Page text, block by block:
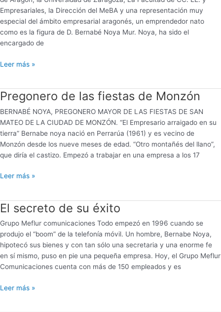
Empresariales, la Dirección del MeBA y una representación muy
especial del ámbito empresarial aragonés, un emprendedor nato
como es la figura de D. Bernabé Noya Mur. Noya, ha sido el
encargado de
Administración
Electrónica
Empresas
Leer más »
Pregonero de las fiestas de Monzón
BERNABÉ NOYA, PREGONERO MAYOR DE LAS FIESTAS DE SAN
MATEO DE LA CIUDAD DE MONZÓN. “El Empresario arraigado en su
tierra” Bernabe noya nació en Perrarúa (1961) y es vecino de
Monzón desde los nueve meses de edad. “Otro montañés del llano”,
que diría el castizo. Empezó a trabajar en una empresa a los 17
Pregonero
las
fiestas
de
Monzón
Leer más »
El secreto de su éxito
Grupo Meflur comunicaciones Todo empezó en 1996 cuando se
produjo el “boom” de la telefonía móvil. Un hombre, Bernabe Noya,
hipotecó sus bienes y con tan sólo una secretaria y una enorme fe
en sí mismo, puso en pie una pequeña empresa. Hoy, el Grupo Meflur
Comunicaciones cuenta con más de 150 empleados y es
El
de
su
éxito
Leer más »